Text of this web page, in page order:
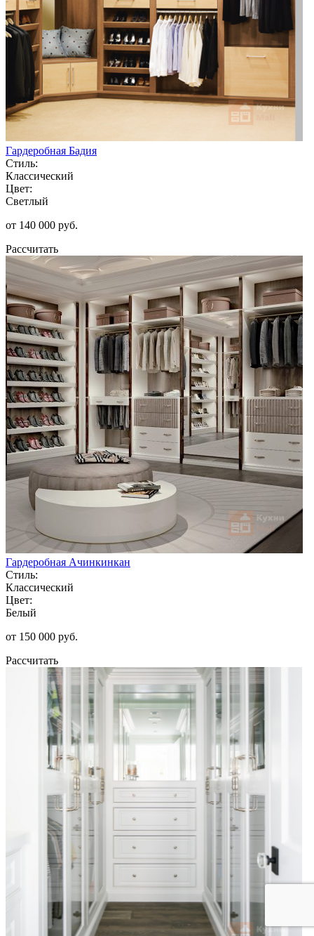
Гардеробная Бадия
Стиль:
Классический
Цвет:
Светлый
от 140 000 руб.
Рассчитать
Гардеробная Ачинкинкан
Стиль:
Классический
Цвет:
Белый
от 150 000 руб.
Рассчитать